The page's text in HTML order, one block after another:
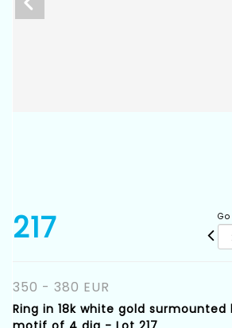
217
350 - 380 EUR
Ring in 18k white gold surmounted